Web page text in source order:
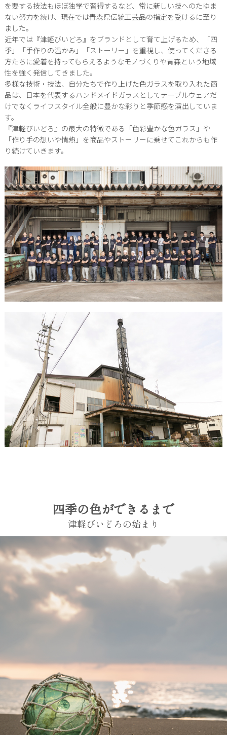
を要する技法もほぼ独学で習得するなど、常に新しい技へのたゆま
ない努力を続け、現在では青森県伝統工芸品の指定を受けるに至り
ました。
近年では『津軽びいどろ』をブランドとして育て上げるため、「四
季」「手作りの温かみ」「ストーリー」を重視し、使ってくださる
方たちに愛着を持ってもらえるようなモノづくりや青森という地域
性を強く発信してきました。
多様な技術・技法、自分たちで作り上げた色ガラスを取り入れた商
品は、日本を代表するハンドメイドガラスとしてテーブルウェアだ
けでなくライフスタイル全般に豊かな彩りと季節感を演出していま
す。
『津軽びいどろ』の最大の特徴である「色彩豊かな色ガラス」や
「作り手の想いや情熱」を商品やストーリーに乗せてこれからも作
り続けていきます。
四季の色ができるまで
津軽びいどろの始まり